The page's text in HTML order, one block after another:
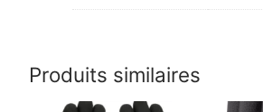
Produits similaires